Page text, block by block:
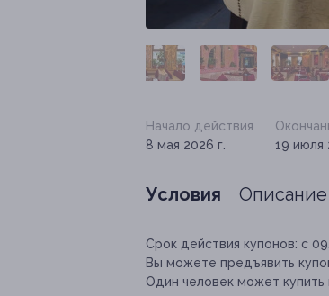
Начало действия
8 мая 2026 г.
19 июля
Условия Описание
Срок действия купонов: с
Вы можете предъявить
Один человек может купить